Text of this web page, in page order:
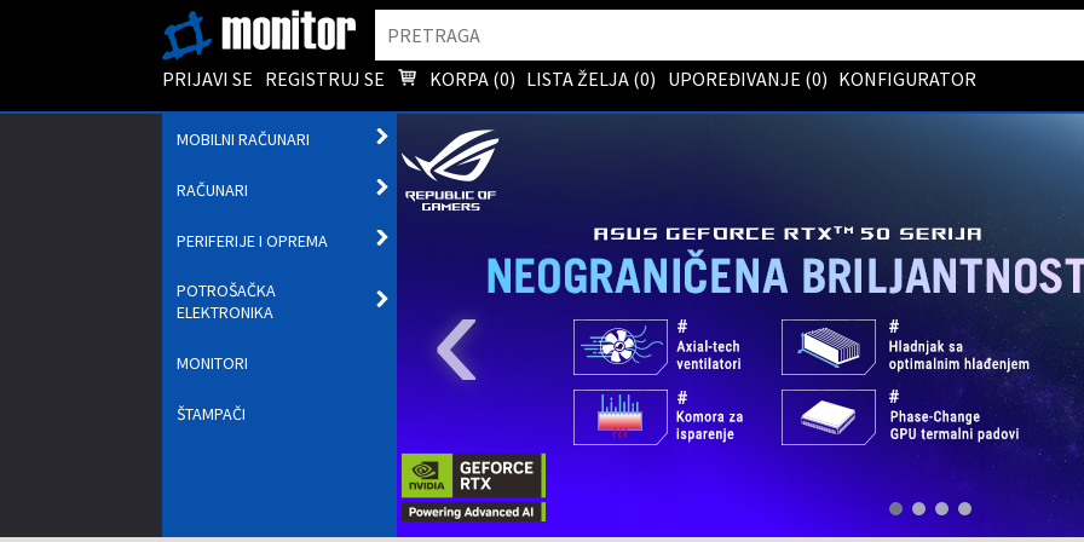
PRIJAVI SE REGISTRUJ SE KORPA (0) LISTA ŽELJA (0) UPOREĐIVANJE (0) KONFIGURATOR
MOBILNI RAČUNARI
PODMENI
RAČUNARI
OTVORI
PODMENI
PERIFERIJE I OPREMA
POTROŠAČKA
ELEKTRONIKA
MONITORI
ŠTAMPAČI ‹